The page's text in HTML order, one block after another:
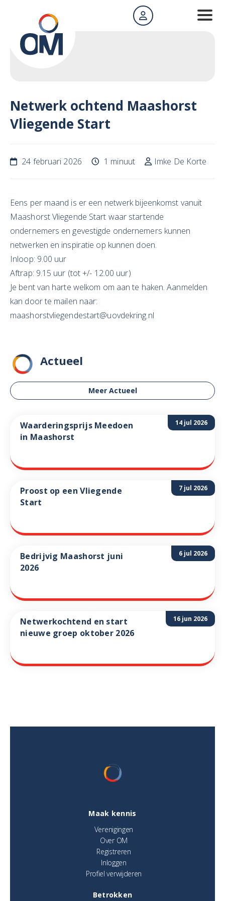
Netwerk ochtend Maashorst
Vliegende Start
24 februari 2026 1 minuut Imke De Korte
Eens per maand is er een netwerk bijeenkomst vanuit
Maashorst Vliegende Start waar startende
ondernemers en gevestigde ondernemers kunnen
netwerken en inspiratie op kunnen doen.
Inloop: 9.00 uur
Aftrap: 9.15 uur (tot +/- 12.00 uur)
Je bent van harte welkom om aan te haken. Aanmelden
kan door te mailen naar:
maashorstvliegendestart@uovdekring.nl
Actueel
Meer Actueel
14 jul 2026
Waarderingsprijs Meedoen
in Maashorst
7 jul 2026
Proost op een Vliegende
Start
6 jul 2026
Bedrijvig Maashorst juni
2026
16 jun 2026
Netwerkochtend en start
nieuwe groep oktober 2026
Maak kennis
Verenigingen
Over OM
Registreren
Inloggen
Profiel verwijderen
Betrokken